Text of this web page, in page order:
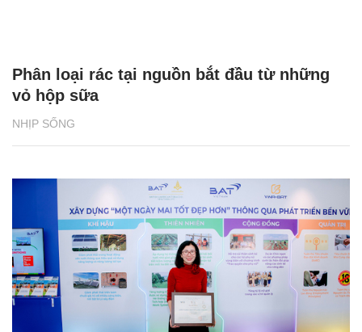
NHỊP SỐNG
Phân loại rác tại nguồn bắt đầu từ những
vỏ hộp sữa